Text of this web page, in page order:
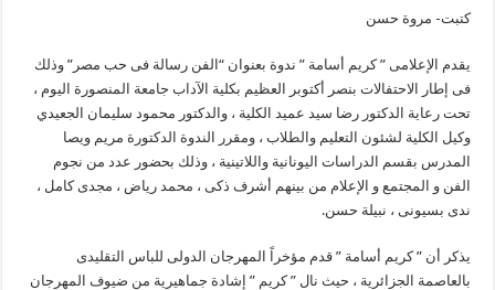
فى
جامعة
المنصورة
مغلقة
كتبت- مروة حسن
يقدم الإعلامى ” كريم أسامة ” ندوة بعنوان “الفن رسالة فى حب مصر” وذلك
فى إطار الاحتفالات بنصر أكتوبر العظيم بكلية الآداب جامعة المنصورة اليوم ،
تحت رعاية الدكتور رضا سيد عميد الكلية ، والدكتور محمود سليمان الجعيدي
وكيل الكلية لشئون التعليم والطلاب ، ومقرر الندوة الدكتورة مريم ويصا
المدرس بقسم الدراسات اليونانية واللاتينية ، وذلك بحضور عدد من نجوم
الفن و المجتمع و الإعلام من بينهم أشرف ذكى ، محمد رياض ، مجدى كامل ،
ندى بسيونى ، نبيلة حسن.
يذكر أن ” كريم أسامة ” قدم مؤخراً المهرجان الدولى للباس التقليدى
بالعاصمة الجزائرية ، حيث نال ” كريم ” إشادة جماهيرية من ضيوف المهرجان